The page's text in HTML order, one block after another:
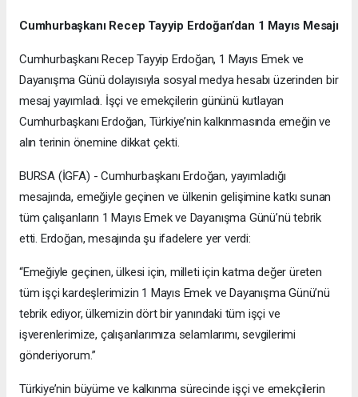
Cumhurbaşkanı Recep Tayyip Erdoğan’dan 1 Mayıs Mesajı
Cumhurbaşkanı Recep Tayyip Erdoğan, 1 Mayıs Emek ve
Dayanışma Günü dolayısıyla sosyal medya hesabı üzerinden bir
mesaj yayımladı. İşçi ve emekçilerin gününü kutlayan
Cumhurbaşkanı Erdoğan, Türkiye’nin kalkınmasında emeğin ve
alın terinin önemine dikkat çekti.
BURSA (İGFA) - Cumhurbaşkanı Erdoğan, yayımladığı
mesajında, emeğiyle geçinen ve ülkenin gelişimine katkı sunan
tüm çalışanların 1 Mayıs Emek ve Dayanışma Günü’nü tebrik
etti. Erdoğan, mesajında şu ifadelere yer verdi:
“Emeğiyle geçinen, ülkesi için, milleti için katma değer üreten
tüm işçi kardeşlerimizin 1 Mayıs Emek ve Dayanışma Günü’nü
tebrik ediyor, ülkemizin dört bir yanındaki tüm işçi ve
işverenlerimize, çalışanlarımıza selamlarımı, sevgilerimi
gönderiyorum.”
Türkiye’nin büyüme ve kalkınma sürecinde işçi ve emekçilerin